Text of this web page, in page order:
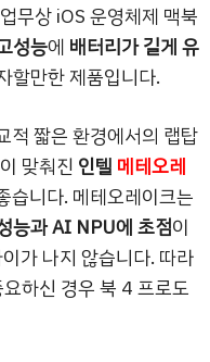
무상 iOS 운영체제 맥북
성능에 배터리가 길게 유
할만한 제품입니다.
적 짧은 환경에서의 랩탑
맞춰진 인텔 메테오레
습니다. 메테오레이크는
능과 AI NPU에 초점이
가 나지 않습니다. 따라
하신 경우 북 4 프로도